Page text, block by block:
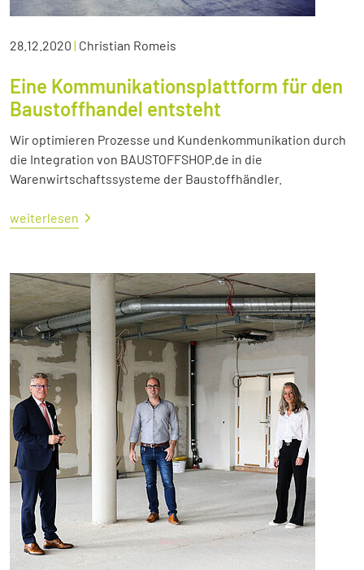
28.12.2020 | Christian Romeis
Eine Kommunikationsplattform für den
Baustoffhandel entsteht
Wir optimieren Prozesse und Kundenkommunikation durch
die Integration von BAUSTOFFSHOP.de in die
Warenwirtschaftssysteme der Baustoffhändler.
weiterlesen